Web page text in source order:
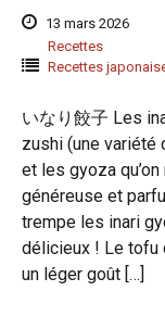
13 mars 2026
Recettes
Recettes
いなり餃子 Les
zushi (une
et les gyoza
généreuse et
trempe les inari
délicieux ! Le tofu
un léger goût […]